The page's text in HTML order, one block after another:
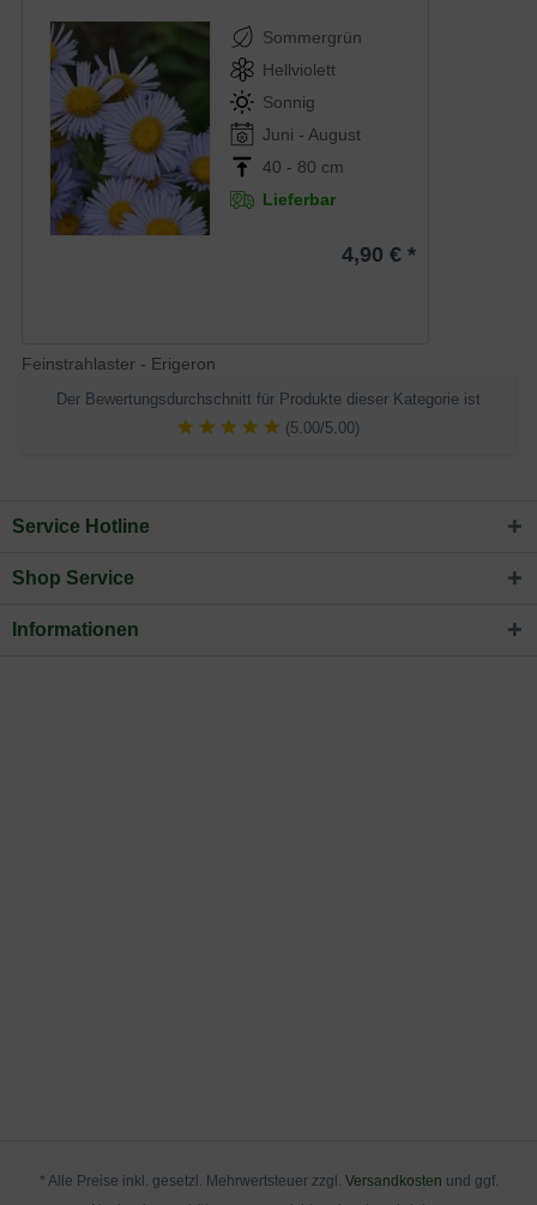
Sommergrün
Hellviolett
Sonnig
Juni - August
40 - 80 cm
Lieferbar
4,90 € *
Feinstrahlaster - Erigeron
Der Bewertungsdurchschnitt für Produkte dieser Kategorie ist
(5.00/5.00)
Service Hotline
Shop Service
Informationen
* Alle Preise inkl. gesetzl. Mehrwertsteuer zzgl. Versandkosten und ggf.